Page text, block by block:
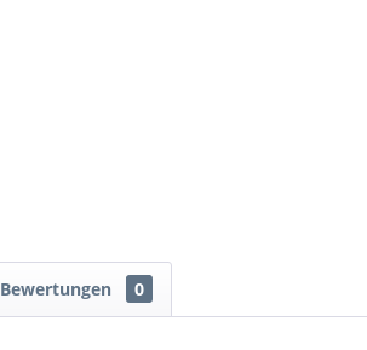
Bewertungen 0